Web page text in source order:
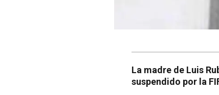
La madre de Luis
suspendido por la